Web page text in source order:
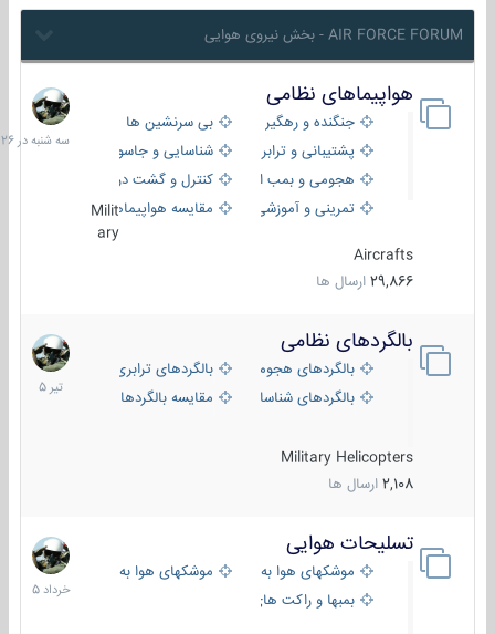
AIR FORCE FORUM - بخش نیروی هوایی
هواپیماهای نظامی
جنگنده و رهگیر
بی سرنشین ها
پشتیبانی و ترابری
شناسایی و جاسوسی
هجومی و بمب افکن
کنترل و گشت دریایی
تمرینی و آموزشی
مقایسه هواپیماهاMilit
ary
Aircrafts
29,866 ارسال ها
سه
شنبه
در
بالگردهای نظامی
بالگردهای هجومی
بالگردهای ترابری
بالگردهای شناسایی
مقایسه بالگردها
Military Helicopters
2,108 ارسال ها
22
تیر
1405
تسلیحات هوایی
موشکهای هوا به هوا
موشکهای هوا به سطح
بمبها و راکت های هوایی
30
خرداد
1405